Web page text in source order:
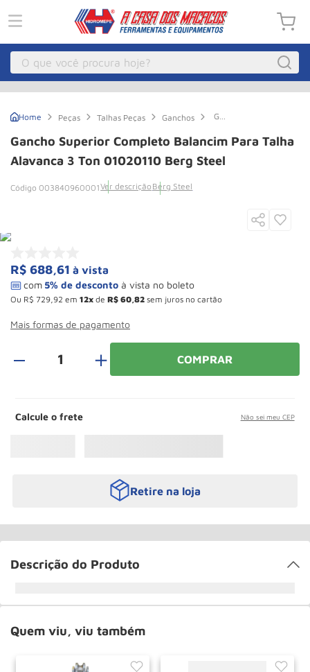
O que você procura hoje?
Peças Talhas Peças Ganchos
Gancho
completo
Balancim
para
talha
Gancho Superior Completo Balancim Para Talha
Alavanca 3 Ton 01020110 Berg Steel
003840960001Ver descrição Berg Steel
R$ 688,61 à vista
Ou R$ 729 92 em 12 de R$ 60 82 sem juros no cartão
Mais formas de pagamento
＋ COMPRAR
Calcule o frete Não sei meu CEP
Retire na loja
Descrição do Produto
Quem viu, viu também
Guincho Eletrico
3 Macaco Hidraulico
8 º Talha
9º Rodizio
10 º